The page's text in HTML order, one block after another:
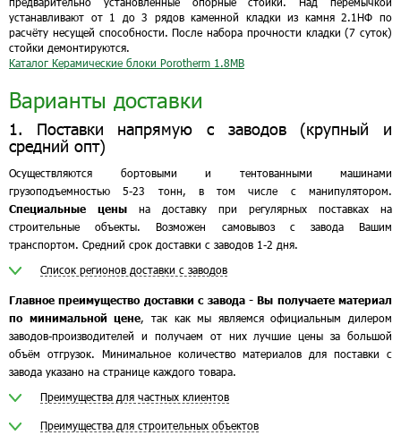
устанавливают от 1 до 3 рядов каменной кладки из камня 2.1НФ по
расчёту несущей способности. После набора прочности кладки (7 суток)
стойки демонтируются.
Каталог Керамические блоки Porotherm 1.8MB
Варианты доставки
1. Поставки напрямую с заводов (крупный и
средний опт)
Осуществляются бортовыми и тентованными машинами
грузоподъемностью 5-23 тонн, в том числе с манипулятором.
Специальные цены на доставку при регулярных поставках на
строительные объекты. Возможен самовывоз с завода Вашим
транспортом. Средний срок доставки с заводов 1-2 дня.
Список регионов доставки с заводов
Главное преимущество доставки с завода - Вы получаете материал
по минимальной цене, так как мы являемся официальным дилером
заводов-производителей и получаем от них лучшие цены за большой
объём отгрузок. Минимальное количество материалов для поставки с
завода указано на странице каждого товара.
Преимущества для частных клиентов
Преимущества для строительных объектов